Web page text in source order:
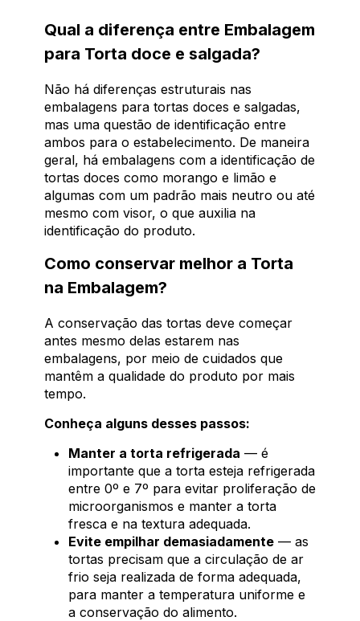
Qual a diferença entre Embalagem
para Torta doce e salgada?
Não há diferenças estruturais nas
embalagens para tortas doces e salgadas,
mas uma questão de identificação entre
ambos para o estabelecimento. De maneira
geral, há embalagens com a identificação de
tortas doces como morango e limão e
algumas com um padrão mais neutro ou até
mesmo com visor, o que auxilia na
identificação do produto.
Como conservar melhor a Torta
na Embalagem?
A conservação das tortas deve começar
antes mesmo delas estarem nas
embalagens, por meio de cuidados que
mantêm a qualidade do produto por mais
tempo.
Conheça alguns desses passos:
Manter a torta refrigerada — é
importante que a torta esteja refrigerada
entre 0º e 7º para evitar proliferação de
microorganismos e manter a torta
fresca e na textura adequada.
Evite empilhar demasiadamente — as
tortas precisam que a circulação de ar
frio seja realizada de forma adequada,
para manter a temperatura uniforme e
a conservação do alimento.